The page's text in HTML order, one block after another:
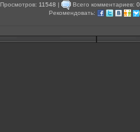
Просмотров: 11548 | Всего комментариев: 0
Рекомендовать: